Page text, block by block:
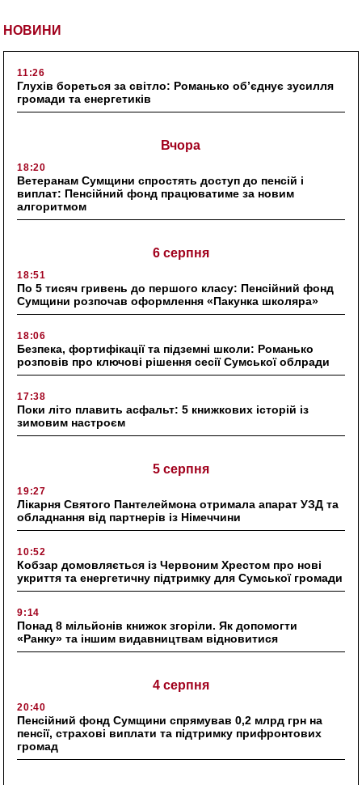
НОВИНИ
11:26
Глухів бореться за світло: Романько об’єднує зусилля
громади та енергетиків
Вчора
18:20
Ветеранам Сумщини спростять доступ до пенсій і
виплат: Пенсійний фонд працюватиме за новим
алгоритмом
6 серпня
18:51
По 5 тисяч гривень до першого класу: Пенсійний фонд
Сумщини розпочав оформлення «Пакунка школяра»
18:06
Безпека, фортифікації та підземні школи: Романько
розповів про ключові рішення сесії Сумської облради
17:38
Поки літо плавить асфальт: 5 книжкових історій із
зимовим настроєм
5 серпня
19:27
Лікарня Святого Пантелеймона отримала апарат УЗД та
обладнання від партнерів із Німеччини
10:52
Кобзар домовляється із Червоним Хрестом про нові
укриття та енергетичну підтримку для Сумської громади
9:14
Понад 8 мільйонів книжок згоріли. Як допомогти
«Ранку» та іншим видавництвам відновитися
4 серпня
20:40
Пенсійний фонд Сумщини спрямував 0,2 млрд грн на
пенсії, страхові виплати та підтримку прифронтових
громад